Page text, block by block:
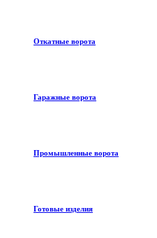
Откатные ворота
Гаражные ворота
Промышленные ворота
Готовые изделия